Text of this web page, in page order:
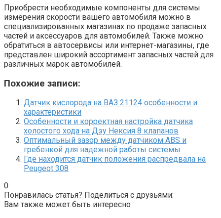
Приобрести необходимые компоненты для системы
измерения скорости вашего автомобиля можно в
специализированных магазинах по продаже запасных
частей и аксессуаров для автомобилей. Также можно
обратиться в автосервисы или интернет-магазины, где
представлен широкий ассортимент запасных частей для
различных марок автомобилей.
Похожие записи:
Датчик кислорода на ВАЗ 21124 особенности и
характеристики
Особенности и корректная настройка датчика
холостого хода на Дэу Нексия 8 клапанов
Оптимальный зазор между датчиком ABS и
гребенкой для надежной работы системы
Где находится датчик положения распредвала на
Peugeot 308
0
Понравилась статья? Поделиться с друзьями:
Вам также может быть интересно